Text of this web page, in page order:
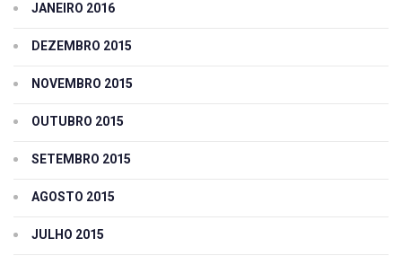
JANEIRO 2016
DEZEMBRO 2015
NOVEMBRO 2015
OUTUBRO 2015
SETEMBRO 2015
AGOSTO 2015
JULHO 2015